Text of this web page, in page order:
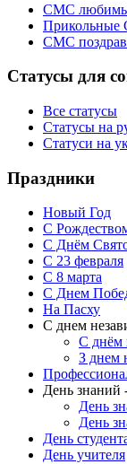
СМС
СМС
Статусы для
Все статусы
Статусы на
Статуси на
Праздники
Новый Год
С
С Днём
С 23 февраля
C 8 марта
С Днем
На Пасху
С днем
С днём
З днем
День знаний
День
День
День
День учителя